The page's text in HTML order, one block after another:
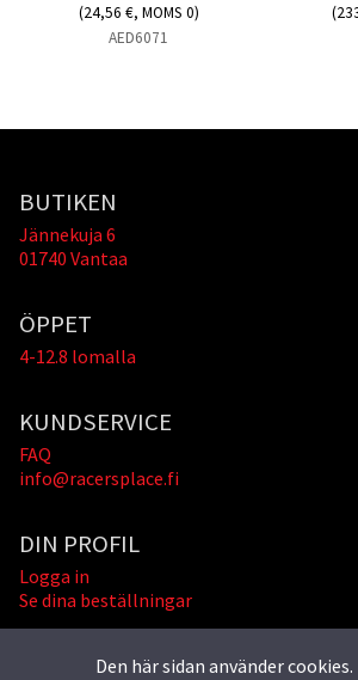
(24,56 €, MOMS 0)
AED6071
BUTIKEN
Jännekuja 6
01740 Vantaa
ÖPPET
4-12.8 lomalla
KUNDSERVICE
FAQ
info@racersplace.fi
DIN PROFIL
Logga in
Se dina beställningar
Den här sidan använder cookies.